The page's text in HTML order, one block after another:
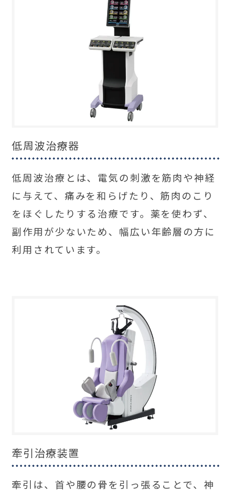
低周波治療器
低周波治療とは、電気の刺激を筋肉や神経
に与えて、痛みを和らげたり、筋肉のこり
をほぐしたりする治療です。薬を使わず、
副作用が少ないため、幅広い年齢層の方に
利用されています。
牽引治療装置
牽引は、首や腰の骨を引っ張ることで、神